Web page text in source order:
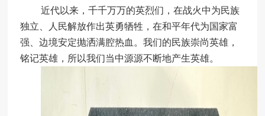
近代以来，千千万万的英烈们， 在战火中为民族
独立、人民解放作出英勇牺牲，在和平年代为国家富
强、边境安定抛洒满腔热血。我们的民族崇尚英雄，
铭记英雄，所以我们当中源源不断地产生英雄。